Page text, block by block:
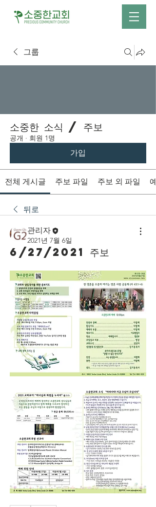
그룹
소중한 소식 / 주보
공개 · 회원 1명
가입
전체 게시글 주보 파일 주보 외 파일
뒤로
관리자
2021년 7월 6일
6/27/2021 주보